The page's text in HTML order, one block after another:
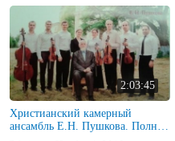
2:03:45
Христианский камерный
ансамбль Е.Н. Пушкова. Полное